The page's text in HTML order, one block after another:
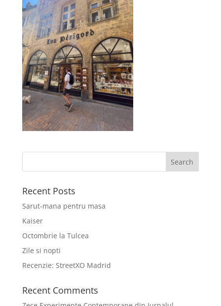
Recent Posts
Sarut-mana pentru masa
Kaiser
Octombrie la Tulcea
Zile si nopti
Recenzie: StreetXO Madrid
Recent Comments